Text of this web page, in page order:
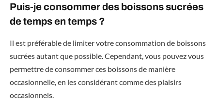
Puis-je consommer des boissons sucrées
de temps en temps ?
Il est préférable de limiter votre consommation de boissons
sucrées autant que possible. Cependant, vous pouvez vous
permettre de consommer ces boissons de manière
occasionnelle, en les considérant comme des plaisirs
occasionnels.